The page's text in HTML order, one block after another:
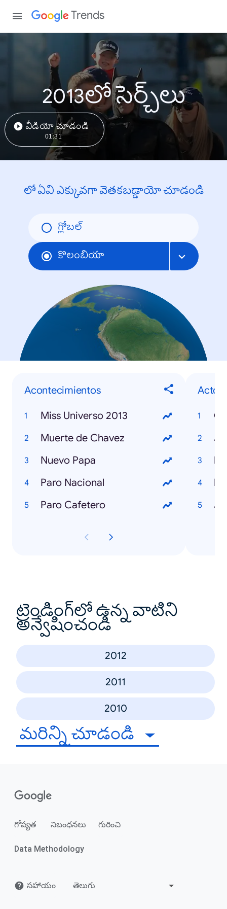
Trends
2013లో సెర్చ్‌లు
వీడియో చూడండి
01:31
లో ఏవి ఎక్కువగా వెతకబడ్డాయో చూడండి
గ్లోబల్
కొలంబియా
Acontecimientos
Miss Universo 2013
Muerte de Chavez
Nuevo Papa
Paro Nacional
Paro Cafetero
ట్రెండింగ్‌లో ఉన్న వాటిని
అన్వేషించండి
2012
2011
2010
మరిన్ని చూడండి
గోప్యత నిబంధనలు గురించి
Data Methodology
సహాయం